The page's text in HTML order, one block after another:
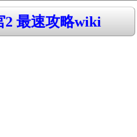
2 最速攻略wiki